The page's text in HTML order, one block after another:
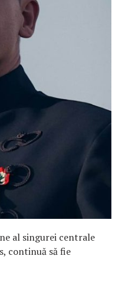
al singurei centrale
continuă să fie